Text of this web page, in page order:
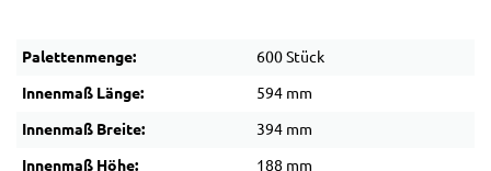
Palettenmenge: 600 Stück
Innenmaß Länge: 594 mm
Innenmaß Breite: 394 mm
Innenmaß Höhe: 188 mm